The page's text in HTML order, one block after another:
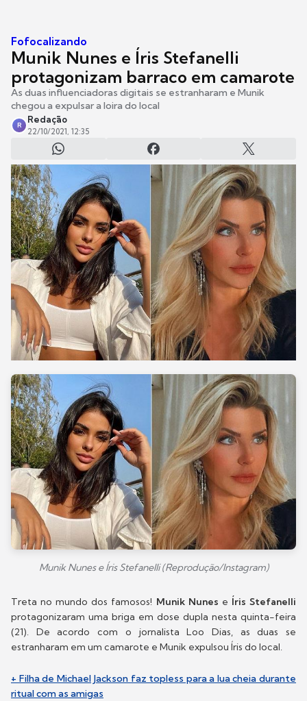
Fofocalizando
Munik Nunes e Íris Stefanelli
protagonizam barraco em camarote
As duas influenciadoras digitais se estranharam e Munik
chegou a expulsar a loira do local
R
Redação
22/10/2021, 12:35
Munik Nunes e Íris Stefanelli (Reprodução/Instagram)
Treta no mundo dos famosos! Munik Nunes e Íris Stefanelli
protagonizaram uma briga em dose dupla nesta quinta-feira
(21). De acordo com o jornalista Loo Dias, as duas se
estranharam em um camarote e Munik expulsou Íris do local.
+ Filha de Michael Jackson faz topless para a lua cheia durante
ritual com as amigas